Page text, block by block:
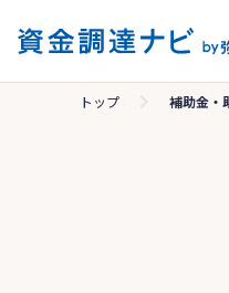
トップ 補助金・